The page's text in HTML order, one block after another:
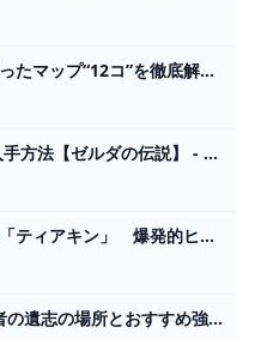
【ティアキン】作中で謎のままだったマップ“12コ”を徹底解説【総集編】 - YouTube
【ティアキン】ハイリア兵の鎧 入手方法【ゼルダの伝説】 - YouTube
「ゼルダの伝説」シリーズ最新作「ティアキン」 爆発的ヒット なぜ？（河村鳴紘） - エキスパート - Yahoo!ニュース
【ティアキン】賢者の遺志の場所とおすすめ強化優先度【ゼルダの伝説ティアーズオブザキングダム】 - ゲームウィズ